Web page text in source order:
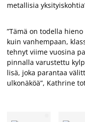
metallisia
”Tämä on todella
kuin vanhempaan,
tehnyt viime vuosina
pinnalla varustettu
lisä, joka parantaa
ulkonäköä”, Kathrine